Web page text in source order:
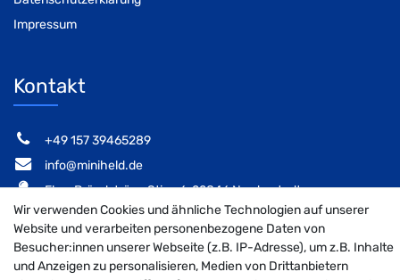
Impressum
Kontakt
‭+49 157 39465289‬
info@miniheld.de
Elsa-Brändström-Stieg 6, 22846 Norderstedt
MiniHeld B2B auf Facebook
MiniHeld B2B auf Instagram!
MiniHeld B2B auf Pintarest
Wir verwenden Cookies und ähnliche Technologien auf unserer
Website und verarbeiten personenbezogene Daten von
Besucher:innen unserer Webseite (z.B. IP-Adresse), um z.B. Inhalte
und Anzeigen zu personalisieren, Medien von Drittanbietern